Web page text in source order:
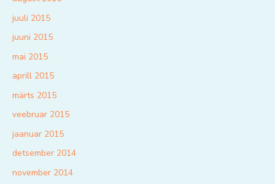
juuli 2015
juuni 2015
mai 2015
aprill 2015
märts 2015
veebruar 2015
jaanuar 2015
detsember 2014
november 2014